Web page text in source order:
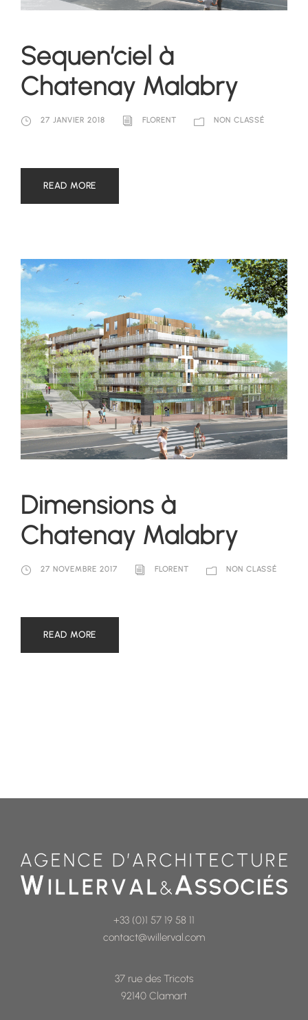
Sequen’ciel à
Chatenay Malabry
27 JANVIER 2018 FLORENT NON CLASSÉ
READ MORE
Dimensions à
Chatenay Malabry
27 NOVEMBRE 2017 FLORENT NON CLASSÉ
READ MORE
+33 (0)1 57 19 58 11
contact@willerval.com
37 rue des Tricots
92140 Clamart